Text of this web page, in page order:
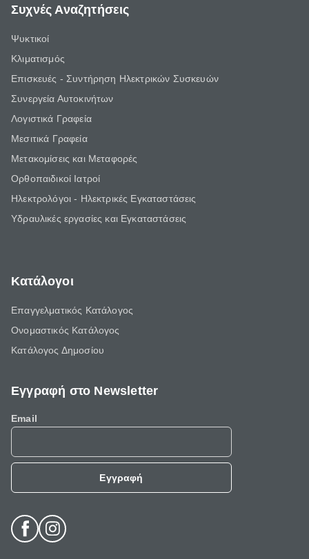
Συχνές Αναζητήσεις
Ψυκτικοί
Κλιματισμός
Επισκευές - Συντήρηση Ηλεκτρικών Συσκευών
Συνεργεία Αυτοκινήτων
Λογιστικά Γραφεία
Μεσιτικά Γραφεία
Μετακομίσεις και Μεταφορές
Ορθοπαιδικοί Ιατροί
Ηλεκτρολόγοι - Ηλεκτρικές Εγκαταστάσεις
Υδραυλικές εργασίες και Εγκαταστάσεις
Κατάλογοι
Επαγγελματικός Κατάλογος
Ονομαστικός Κατάλογος
Κατάλογος Δημοσίου
Εγγραφή στο Newsletter
Email
Εγγραφή